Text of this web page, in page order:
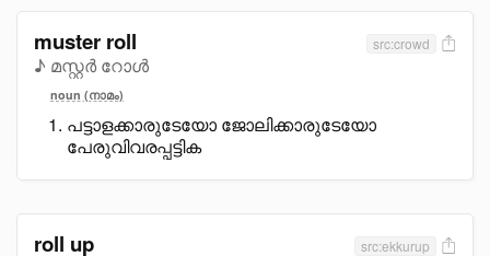
muster roll
♪ മസ്റ്റർ റോൾ
src:crowd
noun (നാമം)
പട്ടാളക്കാരുടേയോ ജോലിക്കാരുടേയോ
പേരുവിവരപ്പട്ടിക
roll up src:ekkurup